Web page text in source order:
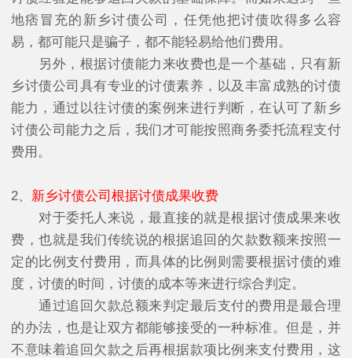
地痞冒充的新乡讨债公司，任凭他把讨债吹得多么容
易，都可能只是骗子，都不能轻易给他们费用。
另外，根据讨债能力来收费也是一个基础，只有新
乡讨债公司具有专业的讨债素养，以及丰富成熟的讨债
能力，通过以往讨债的案例来进行判断，在认可了新乡
讨债公司能力之后，我们才可能按照商务委托流程支付
费用。
2、 新乡讨债公司根据讨债成果收费
对于委托人来说，最直接的就是根据讨债成果来收
费，也就是我们传统说的根据追回的欠款数额来按照一
定的比例支付费用，而具体的比例则需要根据讨债的难
度，讨债的时间，讨债的成本等来进行综合判定。
通过追回欠款总额来判定最后支付的费用是最合理
的办法，也是让双方都能够接受的一种标准。但是，并
不意味着追回欠款之后再根据款项比例来支付费用，这